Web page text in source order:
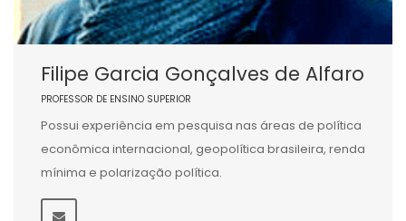
Filipe Garcia Gonçalves de Alfaro
PROFESSOR DE ENSINO SUPERIOR
Possui experiência em pesquisa nas áreas de política
econômica internacional, geopolítica brasileira, renda
mínima e polarização política.